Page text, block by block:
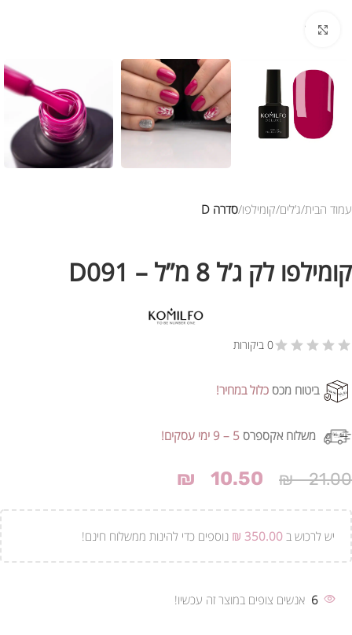
לחץ להגדלת התמונה
עמוד הבית ג’לים קומילפו סדרה D
קומילפו לק ג’ל 8 מ”ל – D091
0 ביקורות
ביטוח מכס כלול במחיר!
משלוח אקספרס 5 – 9 ימי עסקים!
₪21.00
₪ 10.50
יש לרכוש ב ₪ 350.00 נוספים כדי להינות ממשלוח חינם!
6 אנשים צופים במוצר זה עכשיו!